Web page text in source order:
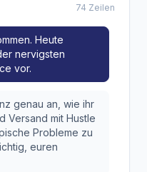
74 Zeilen
Heute
nervigsten
vor.
genau an, wie ihr
Versand mit Hustle
Probleme zu
euren